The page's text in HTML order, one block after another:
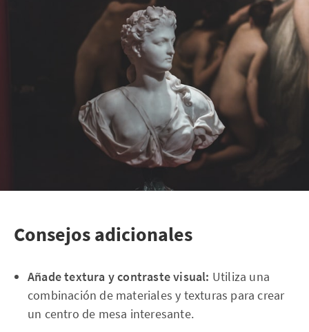
Consejos adicionales
Añade textura y contraste visual: Utiliza una
combinación de materiales y texturas para crear
un centro de mesa interesante.